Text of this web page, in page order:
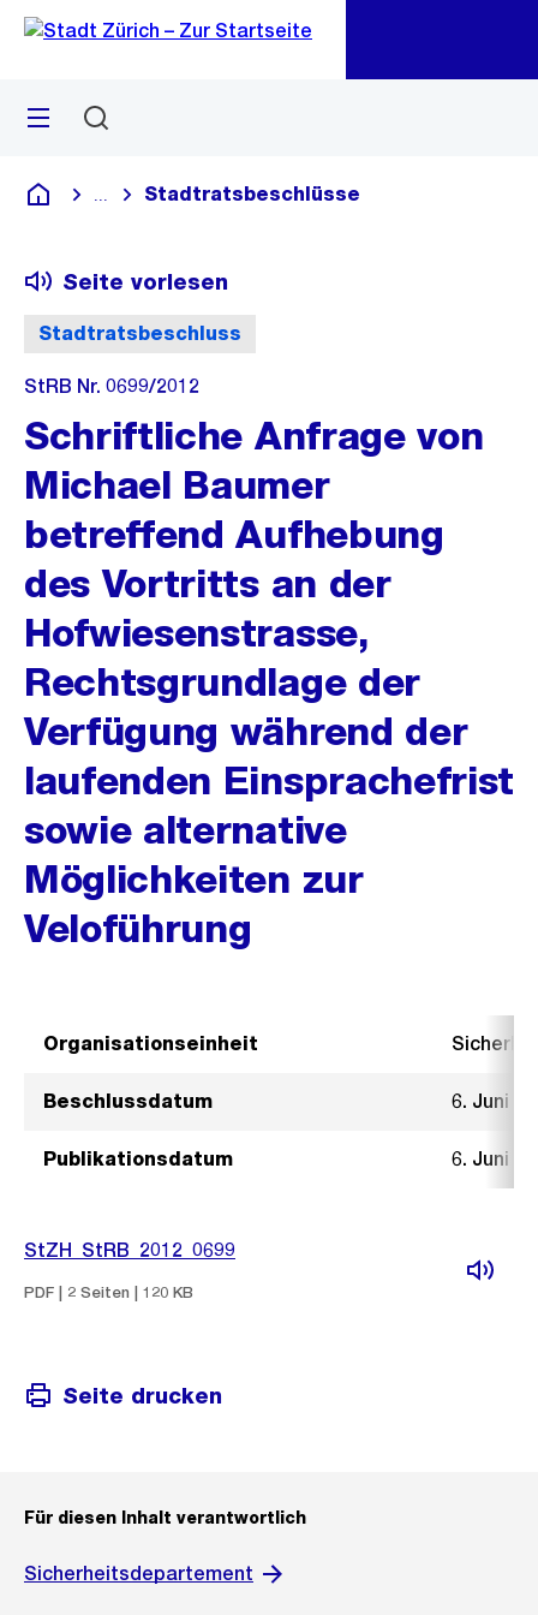
Navigation
Sprunglink
Menü
Deutsch
Blende alle Breadcrumbs ein
Stadtratsbeschlüsse
Stadtratsbeschluss
Seite vorlesen
StRB Nr. 0699/2012
Schriftliche Anfrage von
Michael Baumer
betreffend Aufhebung
des Vortritts an der
Hofwiesenstrasse,
Rechtsgrundlage der
Verfügung während der
laufenden Einsprachefrist
sowie alternative
Möglichkeiten zur
Veloführung
Organisationseinheit
Beschlussdatum 6. Juni
Publikationsdatum 6. Juni
StZH_StRB_2012_0699
PDF | 2 Seiten | 120 KB
Seite drucken
Für diesen Inhalt verantwortlich
Sicherheitsdepartement